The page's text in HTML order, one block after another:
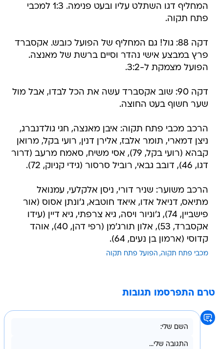
המחליף דגו השתלט עליו ובעט פנימה. 1:3 למכבי
פתח תקוה.
דקה 88: גול! גם המחליף של הפועל כובש. אקסברד
פרץ במבצע אישי נהדר וסיים ברשת של מאנצה.
הפועל מצמקת ל-3:2.
דקה 90: שוב אקסברד עשה את הכל לבדו, אבל מול
שער חשוף בעט החוצה.
הרכב מכבי פתח תקוה: איבן מאנצה, חגי גולדנברג,
ניצן דמארי, תומר אלבז, אלירן דנין, רועי בקל, מרואן
קבהא (רועי בקל, 79), אסי משיח, סאמח מרעב (דרור
דגו, 46), דובב גבאי, רוביל סרסור (גידי קניוק, 72).
הרכב משוער: שניר דורי, ניסן אלקלעי, עמנואל
מתיאס, דניאל אדו, איאד חוטבא, ג'ונתן אסוס (אור
פישביין, 74), ג'וניור ויסה, גיא צרפתי, גיא דיין (עידו
אקסברד, 53), אלון תורג'מן (רפי דהן, 40), אוהד
קדוסי (ארמון בן נעים, 64).
מכבי פתח תקוה הפועל פתח תקוה
טרם התפרסמו תגובות